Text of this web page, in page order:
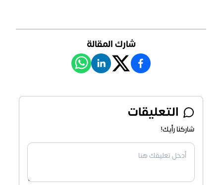
شارك المقالة
التعليقات
شاركنا رأيك!